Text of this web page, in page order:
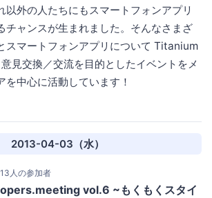
以外の人たちにもスマートフォンアプリ
チャンスが生まれました。そんなさまざ
スマートフォンアプリについて Titanium
見交換／交流を目的としたイベントをメ
を中心に活動しています！
2013-04-03（水）
13人の参加者
vol.6 ~もくもくスタイ